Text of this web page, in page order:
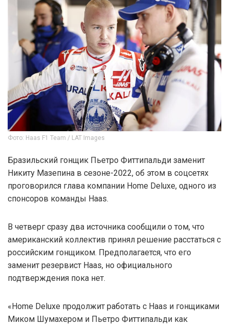
Фото: Haas F1 Team / LAT Images
Бразильский гонщик Пьетро Фиттипальди заменит
Никиту Мазепина в сезоне-2022, об этом в соцсетях
проговорился глава компании Home Deluxe, одного из
спонсоров команды Haas.
В четверг сразу два источника сообщили о том, что
американский коллектив принял решение расстаться с
российским гонщиком. Предполагается, что его
заменит резервист Haas, но официального
подтверждения пока нет.
«Home Deluxe продолжит работать с Haas и гонщиками
Миком Шумахером и Пьетро Фиттипальди как